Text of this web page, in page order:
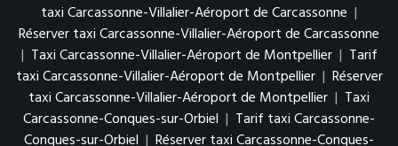
taxi Carcassonne-Villalier-Aéroport de Carcassonne |
Réserver taxi Carcassonne-Villalier-Aéroport de Carcassonne
| Taxi Carcassonne-Villalier-Aéroport de Montpellier | Tarif
taxi Carcassonne-Villalier-Aéroport de Montpellier | Réserver
taxi Carcassonne-Villalier-Aéroport de Montpellier | Taxi
Carcassonne-Conques-sur-Orbiel | Tarif taxi Carcassonne-
Conques-sur-Orbiel | Réserver taxi Carcassonne-Conques-